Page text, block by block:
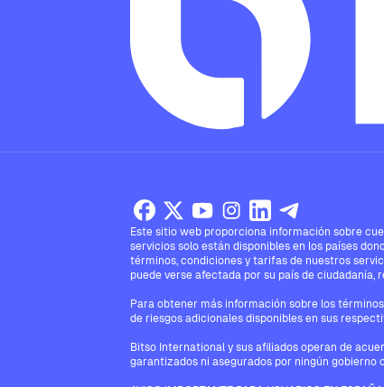
Este sitio web proporciona información sobre
servicios solo están disponibles en los países
términos, condiciones y tarifas de nuestros
puede verse afectada por su país de ciudadanía,
Para obtener más información sobre los
de riesgos adicionales disponibles en sus
Bitso International y sus afiliados operan de
garantizados ni asegurados por ningún gobierno